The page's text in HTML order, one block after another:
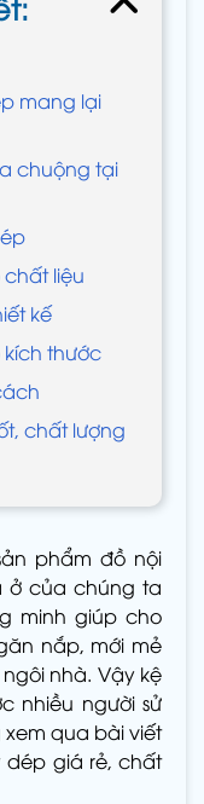
mang lại
chuộng tại
chất liệu
kế
kích thước
chất lượng
phẩm đồ nội
ở của chúng ta
minh giúp cho
nắp, mới mẻ
nhà. Vậy kệ
nhiều người sử
qua bài viết
dép giá rẻ, chất